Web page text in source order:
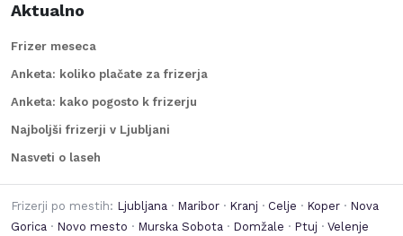
Aktualno
Frizer meseca
Anketa: koliko plačate za frizerja
Anketa: kako pogosto k frizerju
Najboljši frizerji v Ljubljani
Nasveti o laseh
Frizerji po mestih: Ljubljana · Maribor · Kranj · Celje · Koper · Nova
Gorica · Novo mesto · Murska Sobota · Domžale · Ptuj · Velenje